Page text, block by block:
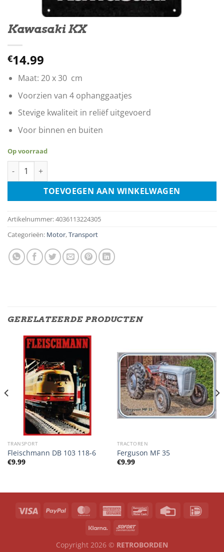
Kawasaki KX
€14.99
Maat: 20 x 30 cm
Voorzien van 4 ophanggaatjes
Stevige kwaliteit in reliëf uitgevoerd
Voor binnen en buiten
Op voorraad
Kawasaki KX aantal
TOEVOEGEN AAN WINKELWAGEN
Artikelnummer:4036113224305
Categorieën: Motor,Transport
GERELATEERDE PRODUCTEN
TRANSPORT
Fleischmann DB 103 118-6
€9.99
TRACTOREN
Ferguson MF 35
€9.99
Copyright 2026 © RETROBORDEN